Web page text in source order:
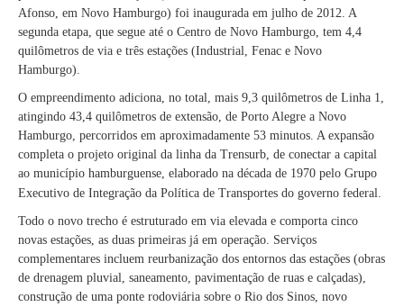
Afonso, em Novo Hamburgo) foi inaugurada em julho de 2012. A
segunda etapa, que segue até o Centro de Novo Hamburgo, tem 4,4
quilômetros de via e três estações (Industrial, Fenac e Novo
Hamburgo).
O empreendimento adiciona, no total, mais 9,3 quilômetros de Linha 1,
atingindo 43,4 quilômetros de extensão, de Porto Alegre a Novo
Hamburgo, percorridos em aproximadamente 53 minutos. A expansão
completa o projeto original da linha da Trensurb, de conectar a capital
ao município hamburguense, elaborado na década de 1970 pelo Grupo
Executivo de Integração da Política de Transportes do governo federal.
Todo o novo trecho é estruturado em via elevada e comporta cinco
novas estações, as duas primeiras já em operação. Serviços
complementares incluem reurbanização dos entornos das estações (obras
de drenagem pluvial, saneamento, pavimentação de ruas e calçadas),
construção de uma ponte rodoviária sobre o Rio dos Sinos, novo